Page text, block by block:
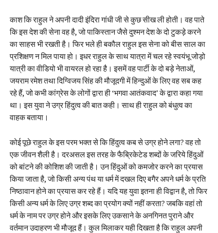
काश कि राहुल ने अपनी दादी इंदिरा गांधी जी से कुछ सीख ली होती। वह पाते
कि इस देश की सेना वह है, जो पाकिस्तान जैसे दुश्मन देश के दो टुकड़े करने
का साहस भी रखती है। फिर भले ही बकौल राहुल इस सेना को बीस साल का
प्रशिक्षण न मिल पाया हो। इधर राहुल के साथ यात्रा में चल रहे स्वयंभू जोड़ो
यात्री का वीडियो भी वायरल हो रहा है। इसमें वह पार्टी के दो बड़े नेताओं,
जयराम रमेश तथा दिग्विजय सिंह की मौजूदगी में हिन्दुओं के लिए वह सब कह
रहे हैं, जो कभी कांग्रेस के लोगों द्वारा ही ‘भगवा आतंकवाद’ के द्वारा कहा गया
था। इस युवा ने उग्र हिंदुत्व की बात कही। साथ ही राहुल को बंधुत्व का
वाहक बताया।
कोई पूछे राहुल के इस परम भक्त से कि हिंदुत्व कब से उग्र होने लगा? वह तो
एक जीवन शैली है। दरअसल इस तरह के फैब्रिकेटेड शब्दों के जरिये हिंदुओं
को बांटने की कोशिश की जाती है। उन हिंदुओं को कमजोर करने का प्रयास
किया जाता है, जो किसी अन्य पंथ या धर्म में दखल दिए बगैर अपने धर्म के प्रति
निष्ठावान होने का प्रयास कर रहे हैं। यदि यह युवा इतना ही विद्वान है, तो फिर
किसी अन्य धर्म के लिए उग्र शब्द का प्रयोग क्यों नहीं करता? जबकि वहां तो
धर्म के नाम पर उग्र होने और इसके लिए उकसाने के अनगिनत पुराने और
वर्तमान उदाहरण भी मौजूद हैं। कुल मिलाकर यही दिखता है कि राहुल अपनी